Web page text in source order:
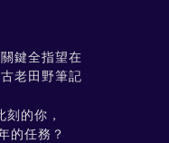
鍵全指望在
老田野筆記
的你，
的任務？